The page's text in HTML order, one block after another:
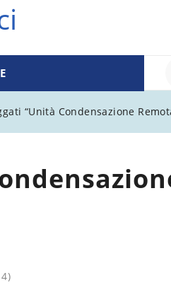
“Unità Condensazione